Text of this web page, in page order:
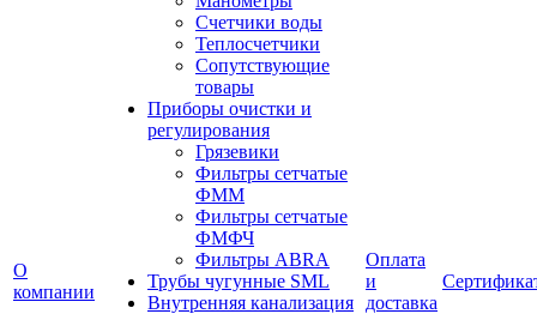
О
компании
Счетчики воды
Теплосчетчики
Сопутствующие
товары
Приборы очистки и
регулирования
Грязевики
Фильтры сетчатые
ФММ
Фильтры сетчатые
ФМФЧ
Фильтры ABRA
Трубы чугунные SML
Внутренняя канализация
Оплата
и
доставка